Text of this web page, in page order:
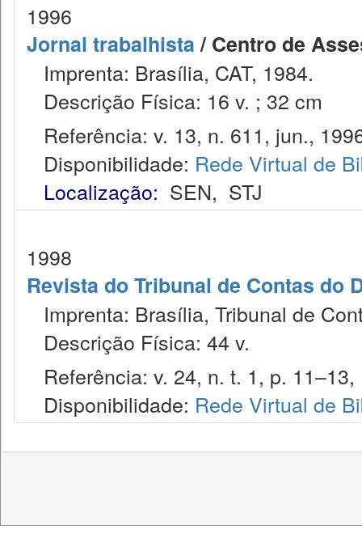
1996
Jornal trabalhista/ Centro de
Imprenta: Brasília, CAT, 1984.
Descrição Física: 16 v. ; 32 cm
Referência: v. 13, n. 611, jun.,
Disponibilidade: Rede Virtual de
Localização: SEN, STJ
1998
Revista do Tribunal de Contas do
Imprenta: Brasília, Tribunal de
Descrição Física: 44 v.
Referência: v. 24, n. t. 1, p. 11–13,
Disponibilidade: Rede Virtual de